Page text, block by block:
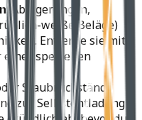
: Ablagerungen,
weiße Beläge)
Entferne sie mit
einer speziellen
Staubrückstände
zur Selbstentladung